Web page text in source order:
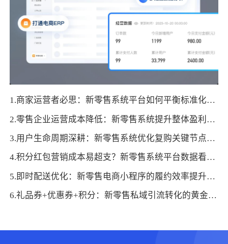
1.商家运营者必思：新零售系统平台如何平衡标准化与个性化
2.零售企业运营成本降低：新零售系统提升整体盈利空间的实施方法
3.用户生命周期深耕：新零售系统优化复购关键节点的操作方式
4.积分红包营销成本易超支？新零售系统平台数据看板让总部管控更精准
5.即时配送优化：新零售电商小程序的履约效率提升方法
6.礼品券+优惠券+积分：新零售私域引流转化的黄金三角